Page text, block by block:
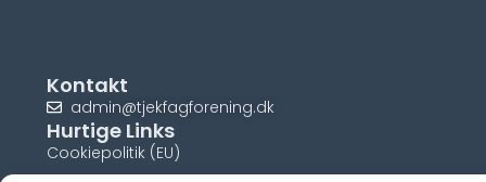
Kontakt
admin@tjekfagforening.dk
Hurtige Links
Cookiepolitik (EU)